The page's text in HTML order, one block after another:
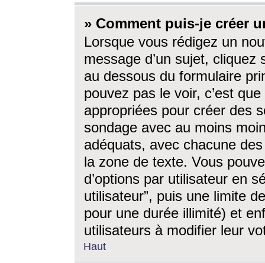
» Comment puis-je créer
Lorsque vous rédigez un
message d’un sujet, cliquez
au dessous du formulaire
pouvez pas le voir, c’est
appropriées pour créer des
sondage avec au moins
adéquats, avec chacune
la zone de texte. Vous
d’options par utilisateur en
utilisateur”, puis une limite
pour une durée illimité) et
utilisateurs à modifier leur
Haut